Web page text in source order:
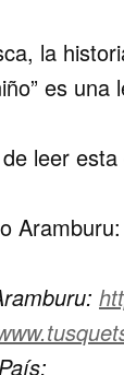
la
es una
leer
Aramburu: